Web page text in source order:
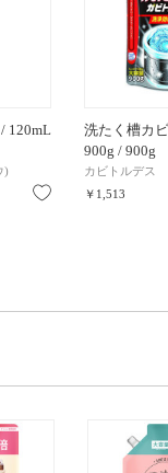
120mL
)
お気に入り
洗たく槽カ
900g / 900g
カビトルデス
￥1,513